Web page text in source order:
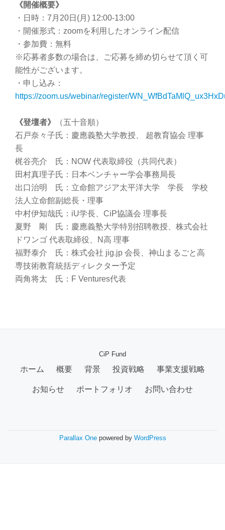
《開催概要》
・日時：7月20日(月) 12:00-13:00
・開催形式：zoomを利用したオンライン配信
・参加費：無料
※応募者多数の場合は、ご応募を締め切らせて頂く可
能性がございます。
・申し込み：
https://zoom.us/webinar/register/
《登壇者》
（五十音順）
石戸奈々子氏：慶應義塾大学教授、 超教育協会 理事
長
梶谷亮介 氏：NOW 代表取締役（共同代表）
田村真理子氏：日本ベンチャー学会事務局長
出口治明 氏：立命館アジア太平洋大学 学長 学校
法人立命館副総長・理事
中村伊知哉氏：iU学長、CiP協議会 理事長
夏野 剛 氏：慶應義塾大学特別招聘教授、株式会社
ドワンゴ 代表取締役、N高 理事
福野泰介 氏：株式会社 jig.jp 会長、神山まるごと高
専技術教育統括ディレクター予定
両角将太 氏：F Ventures代表
CiP Fund
ホーム 概要 背景 投資戦略 事業支援戦略
お知らせ ポートフォリオ お問い合わせ
Parallax One powered by WordPress